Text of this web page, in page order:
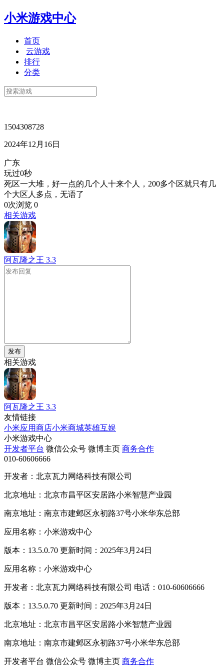
小米游戏中心
首页
云游戏
排行
分类
1504308728
2024年12月16日
广东
玩过0秒
死区一大堆，好一点的几个人十来个人，200多个区就只有几
个大区人多点，无语了
0次浏览 0
相关游戏
阿瓦隆之王 3.3
发布
相关游戏
阿瓦隆之王 3.3
友情链接
小米应用商店小米商城英雄互娱
小米游戏中心
开发者平台 微信公众号 微博主页 商务合作
010-60606666
开发者：北京瓦力网络科技有限公司
北京地址：北京市昌平区安居路小米智慧产业园
南京地址：南京市建邺区永初路37号小米华东总部
应用名称：小米游戏中心
版本：13.5.0.70 更新时间：2025年3月24日
应用名称：小米游戏中心
开发者：北京瓦力网络科技有限公司 电话：010-60606666
版本：13.5.0.70 更新时间：2025年3月24日
北京地址：北京市昌平区安居路小米智慧产业园
南京地址：南京市建邺区永初路37号小米华东总部
开发者平台 微信公众号 微博主页 商务合作